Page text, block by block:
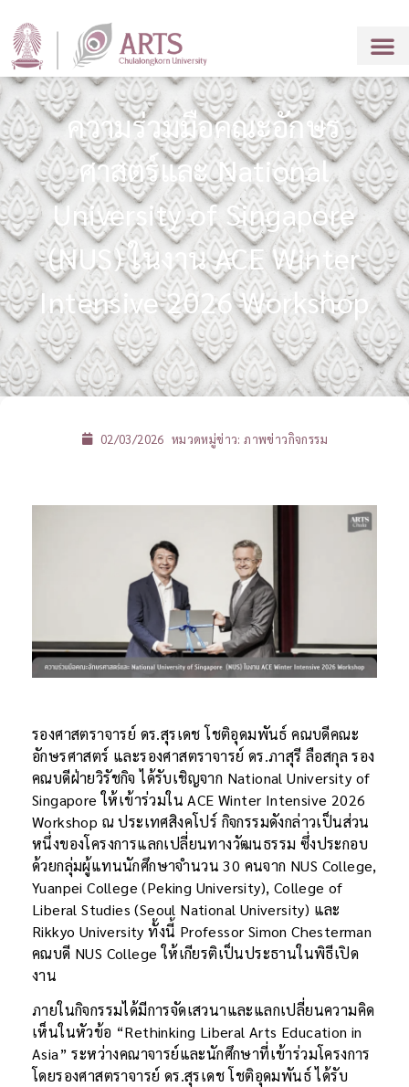
ความร่วมมือคณะอักษร
ศาสตร์และ National
University of Singapore
(NUS) ในงาน ACE Winter
Intensive 2026 Workshop
02/03/2026 หมวดหมู่ข่าว:ภาพข่าวกิจกรรม
รองศาสตราจารย์ ดร.สุรเดช โชติอุดมพันธ์ คณบดีคณะ
อักษรศาสตร์ และรองศาสตราจารย์ ดร.ภาสุรี ลือสกุล รอง
คณบดีฝ่ายวิรัชกิจ ได้รับเชิญจาก National University of
Singapore ให้เข้าร่วมใน ACE Winter Intensive 2026
Workshop ณ ประเทศสิงคโปร์ กิจกรรมดังกล่าวเป็นส่วน
หนึ่งของโครงการแลกเปลี่ยนทางวัฒนธรรม ซึ่งประกอบ
ด้วยกลุ่มผู้แทนนักศึกษาจำนวน 30 คนจาก NUS College,
Yuanpei College (Peking University), College of
Liberal Studies (Seoul National University) และ
Rikkyo University ทั้งนี้ Professor Simon Chesterman
คณบดี NUS College ให้เกียรติเป็นประธานในพิธีเปิด
งาน
ภายในกิจกรรมได้มีการจัดเสวนาและแลกเปลี่ยนความคิด
เห็นในหัวข้อ “Rethinking Liberal Arts Education in
Asia” ระหว่างคณาจารย์และนักศึกษาที่เข้าร่วมโครงการ
โดยรองศาสตราจารย์ ดร.สุรเดช โชติอุดมพันธ์ ได้รับ